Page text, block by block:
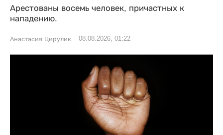
Арестованы восемь человек, причастных к
нападению.
Анастасия Цирулик 08.08.2026, 01:22